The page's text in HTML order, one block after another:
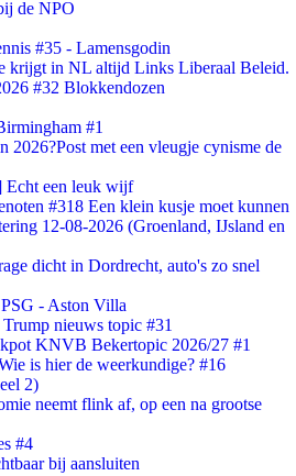
de NPO
#35 - Lamensgodin
krijgt in NL altijd Links Liberaal Beleid.
#32 Blokkendozen
#1
2026?Post met een vleugje cynisme de
Echt een leuk wijf
#318 Een klein kusje moet kunnen
12-08-2026 (Groenland, IJsland en
dicht in Dordrecht, auto's zo snel
- Aston Villa
nieuws topic #31
KNVB Bekertopic 2026/27 #1
is hier de weerkundige? #16
2)
neemt flink af, op een na grootse
#4
bij aansluiten